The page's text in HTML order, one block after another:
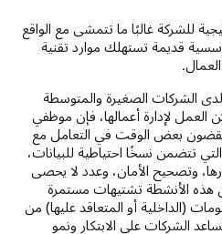
للشركة غالبًا ما تتمشى مع الواقع
قديمة تستهلك موارد تقنية
الشركات الصغيرة والمتوسطة
العمل لإدارة أعمالها، فإن موظفي
يقضون بعض الوقت في التعامل مع
تتضمن نسخًا احتياطية للبيانات،
وتصحيح الأمان، وعدد لا يحصى
هذه الأنشطة تشتيهات مستمرة
(الداخلية أو المتعاقد عليها) من
الشركات على الابتكار ونمو